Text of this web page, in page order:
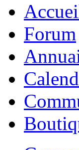
Forum